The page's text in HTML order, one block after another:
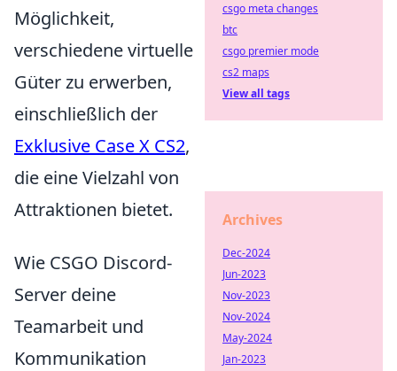
Möglichkeit,
verschiedene virtuelle
Güter zu erwerben,
einschließlich der
Exklusive Case X CS2,
die eine Vielzahl von
Attraktionen bietet.
Wie CSGO Discord-
Server deine
Teamarbeit und
Kommunikation
csgo meta changes
btc
csgo premier mode
cs2 maps
View all tags
Archives
Dec-2024
Jun-2023
Nov-2023
Nov-2024
May-2024
Jan-2023